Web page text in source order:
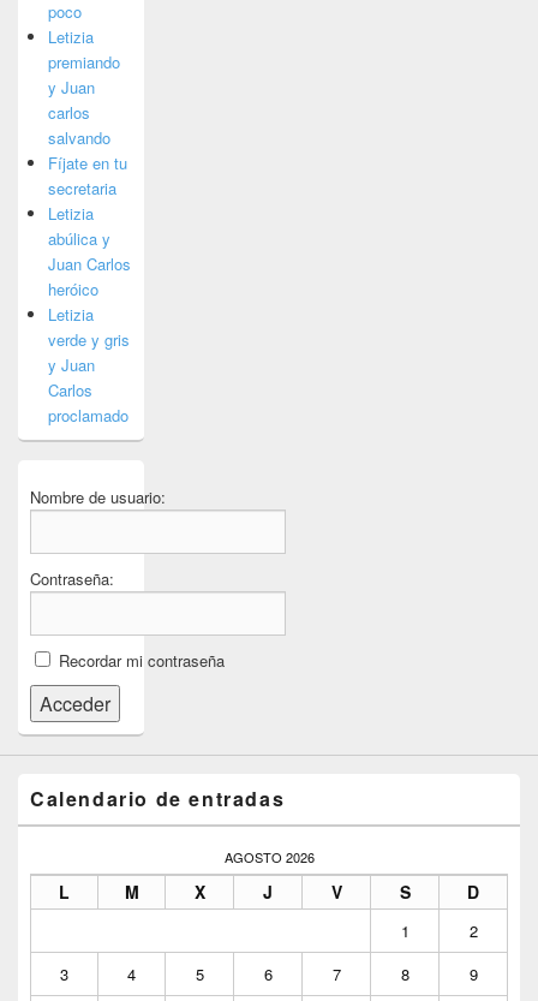
poco
Letizia
premiando
y Juan
carlos
salvando
Fíjate en tu
secretaria
Letizia
abúlica y
Juan Carlos
heróico
Letizia
verde y gris
y Juan
Carlos
proclamado
Nombre de usuario:
Contraseña:
Recordar mi contraseña
Acceder
Calendario de entradas
AGOSTO 2026
L M X J V S D
1
2
3
4 5 6 7 8
9